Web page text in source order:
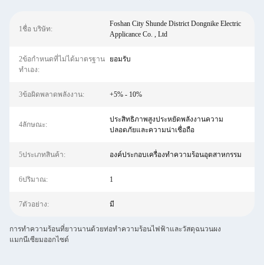
1ชื่อ บริษัท:
Foshan City Shunde District Dongnike Electric
Applicance Co. , Ltd
2ข้อกำหนดที่ไม่ได้มาตรฐาน
ทำเอง:
ยอมรับ
3ข้อผิดพลาดพลังงาน: +5% - 10%
4ลักษณะ:
ประสิทธิภาพสูงประหยัดพลังงานความ
ปลอดภัยและความน่าเชื่อถือ
5ประเภทสินค้า: องค์ประกอบเครื่องทำความร้อนอุตสาหกรรม
6ปริมาณ: 1
7ตัวอย่าง: มี
การทำความร้อนที่ยาวนานด้วยท่อทำความร้อนไฟฟ้าและวัสดุฉนวนผง
แมกนีเซียมออกไซด์